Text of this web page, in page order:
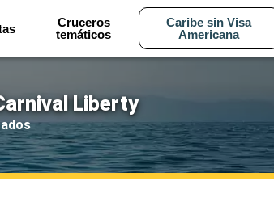
Cruceros
temáticos
Caribe sin Visa
Americana
Liberty